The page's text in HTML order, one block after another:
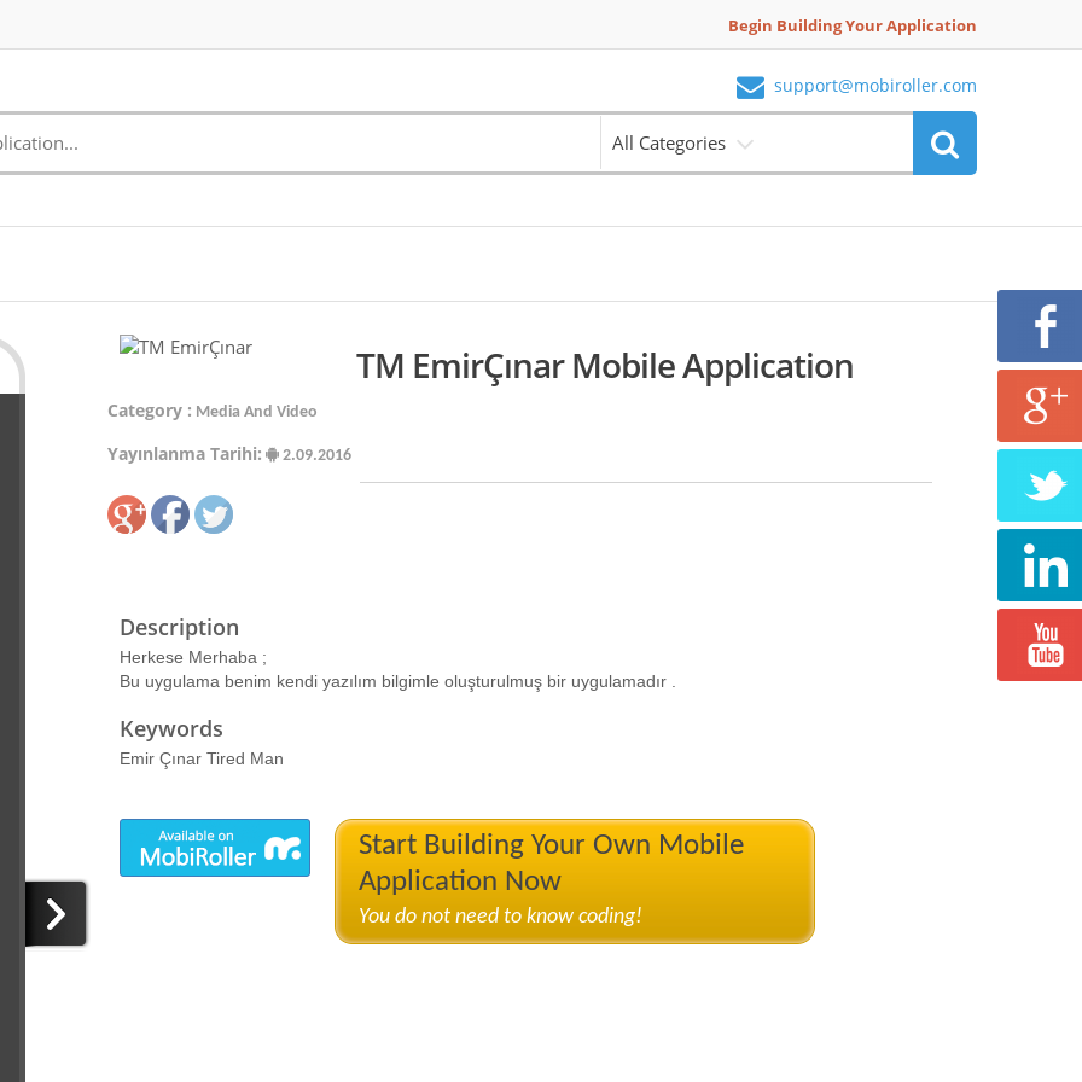
Begin Building Your Application
support@mobiroller.com
All Categories
TM EmirÇınar Mobile Application
Category : Media And Video
Yayınlanma Tarihi: 2.09.2016
Description
Herkese Merhaba ;
Bu uygulama benim kendi yazılım bilgimle oluşturulmuş bir uygulamadır .
Keywords
Emir Çınar Tired Man
Start Building Your Own Mobile
Application Now
You do not need to know coding!